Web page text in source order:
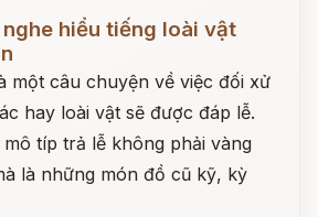
hiểu tiếng loài vật
một câu chuyện về việc đối xử
hay loài vật sẽ được đáp lễ.
típ trả lễ không phải vàng
là những món đồ cũ kỹ, kỳ